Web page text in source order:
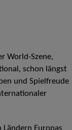
World-Szene,
schon längst
und Spielfreude